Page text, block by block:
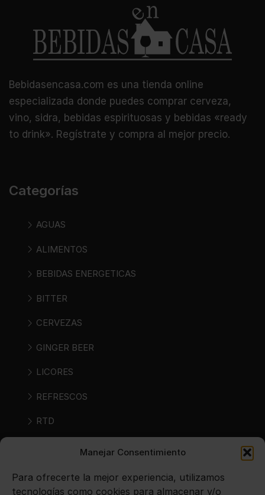
Manejar Consentimiento
Para ofrecerte la mejor experiencia, utilizamos
tecnologías como cookies para almacenar y/o
Bebidasencasa.com es una tienda online
especializada donde puedes comprar cerveza,
vino, sidra, bebidas espirituosas y bebidas «ready
to drink». Regístrate y compra al mejor precio.
Categorías
AGUAS
ALIMENTOS
BEBIDAS ENERGETICAS
BITTER
CERVEZAS
GINGER BEER
LICORES
REFRESCOS
RTD